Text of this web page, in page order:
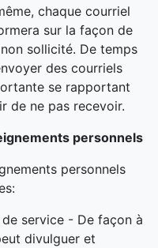
chaque courriel
sur la façon de
sollicité. De temps
des courriels
se rapportant
de ne pas recevoir.
personnels
personnels
service - De façon à
divulguer et